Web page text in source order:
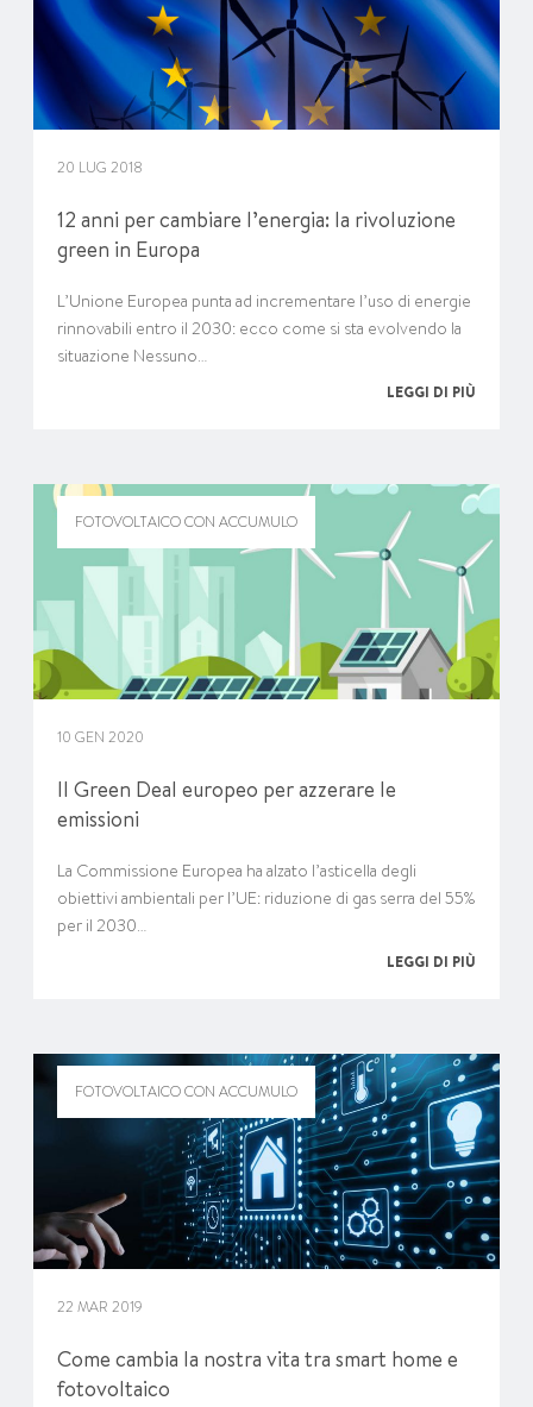
20 LUG 2018
12 anni per cambiare l’energia: la rivoluzione
green in Europa
L’Unione Europea punta ad incrementare l’uso di energie
rinnovabili entro il 2030: ecco come si sta evolvendo la
situazione Nessuno…
LEGGI DI PIÙ
FOTOVOLTAICO CON ACCUMULO
10 GEN 2020
Il Green Deal europeo per azzerare le
emissioni
La Commissione Europea ha alzato l’asticella degli
obiettivi ambientali per l’UE: riduzione di gas serra del 55%
per il 2030…
LEGGI DI PIÙ
FOTOVOLTAICO CON ACCUMULO
22 MAR 2019
Come cambia la nostra vita tra smart home e
fotovoltaico